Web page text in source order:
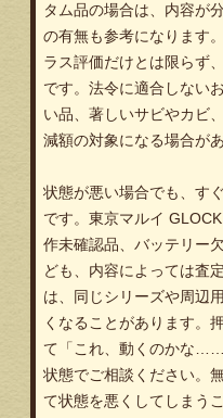
タム品の場合は、内容が
の有無も参考になります
ラス評価だけとは限らず
です。法令に適合しない
い品、著しいサビやカビ
減額の対象になる場合があ
状態が悪い場合でも、す
です。東京マルイ
作未確認品、バッテリー
ども、内容によっては査
は、同じシリーズや周辺
くなることがあります。
て「これ、動くのかな
状態でご相談ください。
て状態を悪くしてしまう